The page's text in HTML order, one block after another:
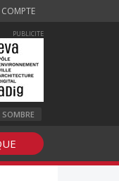
PUBLICITE
SOMBRE